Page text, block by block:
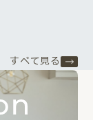
すべて見る